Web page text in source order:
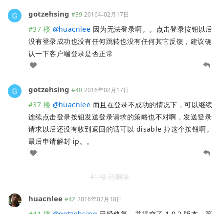
gotzehsing #39 2016年02月17日
#37 楼 @huacnlee 因为无法登录啊。。点击登录按钮以后
没有登录成功也没有任何跳转也没有任何其它反馈，建议确
认一下客户端登录是否正常
gotzehsing #40 2016年02月17日
#37 楼 @huacnlee 而且在登录不成功的情况下，可以继续
连续点击登录按钮发送登录请求的策略也不对啊，发送登录
请求以后还没有收到返回的话可以 disable 掉这个按钮啊。
最后申请解封 ip。。
41 楼 已删除
huacnlee #42 2016年02月18日